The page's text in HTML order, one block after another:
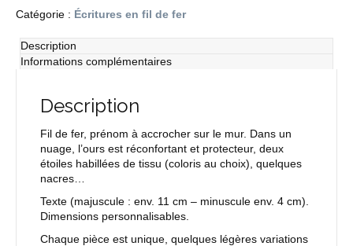
l'ours
Catégorie : Écritures en fil de fer
Description
Informations complémentaires
Description
Fil de fer, prénom à accrocher sur le mur. Dans un
nuage, l’ours est réconfortant et protecteur, deux
étoiles habillées de tissu (coloris au choix), quelques
nacres…
Texte (majuscule : env. 11 cm – minuscule env. 4 cm).
Dimensions personnalisables.
Chaque pièce est unique, quelques légères variations